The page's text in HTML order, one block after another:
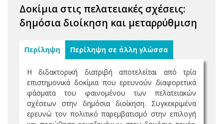
Δοκίμια στις πελατειακές σχέσεις:
δημόσια διοίκηση και μεταρρύθμιση
Περίληψη Περίληψη σε άλλη γλώσσα
Η διδακτορική διατριβή αποτελείται από τρία
επιστημονικά δοκίμια που ερευνούν διαφορετικά
φάσματα του φαινομένου των πελατειακών
σχέσεων στην δημόσια διοίκηση. Συγκεκριμένα
ερευνώ τον πολιτικό παρεμβατισμό στην επιλογή